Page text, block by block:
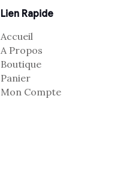
Lien Rapide
Accueil
A Propos
Boutique
Panier
Mon Compte